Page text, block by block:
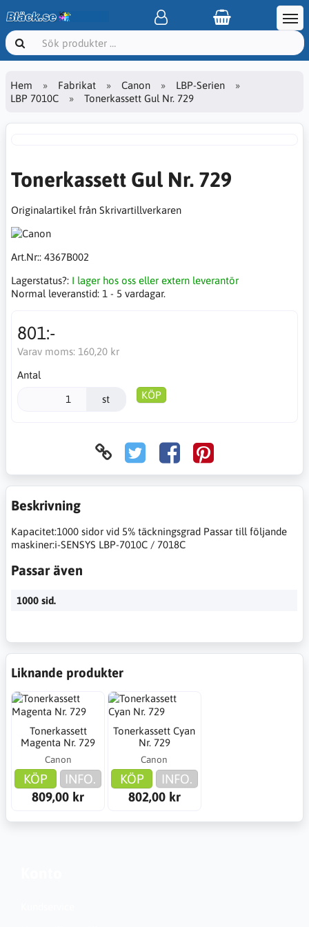
Hem Fabrikat Canon
LBP-Serien
LBP 7010C
Tonerkassett Gul Nr. 729
Tonerkassett Gul Nr. 729
Originalartikel från Skrivartillverkaren
Art.Nr:: 4367B002
Lagerstatus?: I lager hos oss eller extern leverantör
Normal leveranstid: 1 - 5 vardagar.
801:-
Varav moms: 160,20 kr
Antal
st KÖP
Beskrivning
Kapacitet:1000 sidor vid 5% täckningsgrad Passar till följande
maskiner:i-SENSYS LBP-7010C / 7018C
Passar även
1000 sid.
Liknande produkter
Tonerkassett
Magenta Nr. 729
Canon
KÖP
INFO.
809,00 kr
Tonerkassett Cyan
Nr. 729
Canon
KÖP
INFO.
802,00 kr